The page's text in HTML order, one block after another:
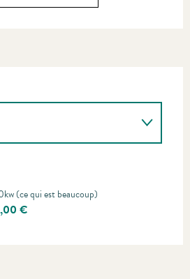
(ce qui est beaucoup)
€